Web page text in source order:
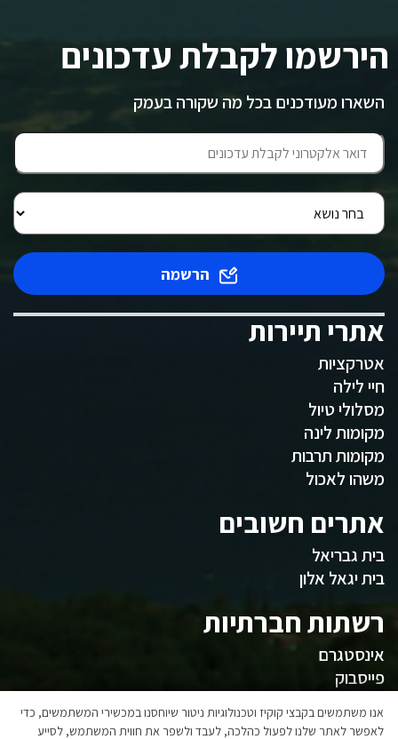
הירשמו לקבלת עדכונים
השארו מעודכנים בכל מה שקורה בעמק
הרשמה
אתרי תיירות
אטרקציות
חיי לילה
מסלולי טיול
מקומות לינה
מקומות תרבות
משהו לאכול
אתרים חשובים
בית גבריאל
בית יגאל אלון
רשתות חברתיות
אינסטגרם
פייסבוק
המועצה
אנו משתמשים בקבצי קוקיז וטכנולוגיות ניטור שיוחסנו במכשירי המשתמשים, כדי
לאפשר לאתר שלנו לפעול כהלכה, לעבד ולשפר את חווית המשתמש, לסייע